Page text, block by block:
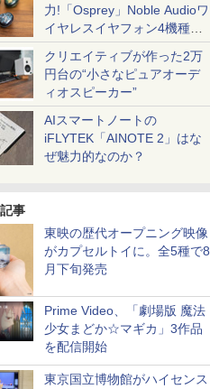
力!「Osprey」Noble Audioワ
イヤレスイヤフォン4機種を
一気に聴く
クリエイティブが作った2万
円台の“小さなピュアオーデ
ィオスピーカー”
AIスマートノートの
iFLYTEK「AINOTE 2」はな
ぜ魅力的なのか？
事
東映の歴代オープニング映像
がカプセルトイに。全5種で8
月下旬発売
Prime Video、「劇場版 魔法
少女まどか☆マギカ」3作品
を配信開始
東京国立博物館がハイセンス